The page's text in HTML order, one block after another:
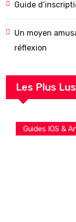
Guide
Un moyen
réflexion
Les Plus Lus
Guides IOS &